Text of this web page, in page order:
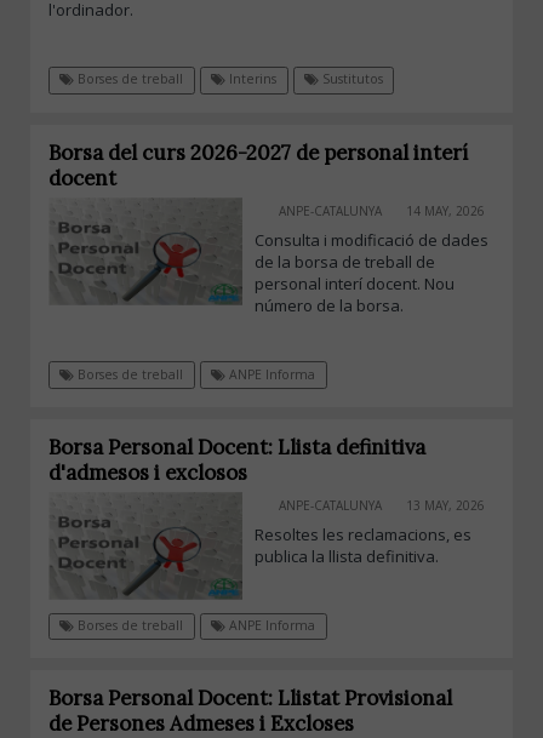
l'ordinador.
Borses de treball Interins Sustitutos
Borsa del curs 2026-2027 de personal interí
docent
ANPE-CATALUNYA 14 MAY, 2026
Consulta i modificació de dades
de la borsa de treball de
personal interí docent. Nou
número de la borsa.
Borses de treball ANPE Informa
Borsa Personal Docent: Llista definitiva
d'admesos i exclosos
ANPE-CATALUNYA 13 MAY, 2026
Resoltes les reclamacions, es
publica la llista definitiva.
Borses de treball ANPE Informa
Borsa Personal Docent: Llistat Provisional
de Persones Admeses i Excloses